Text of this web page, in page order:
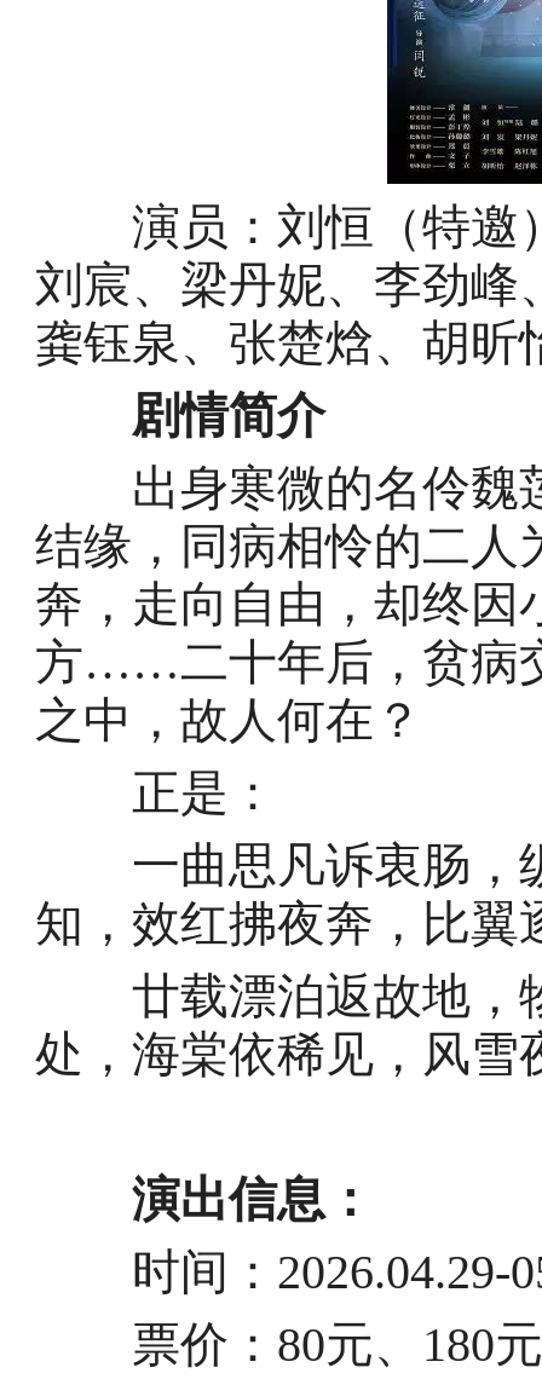
演员：刘恒（特邀
刘宸、梁丹妮、李劲峰
龚钰泉、张楚焓、胡昕
剧情简介
出身寒微的名伶魏
结缘，同病相怜的二人
奔，走向自由，却终因
方……二十年后，贫病
之中，故人何在？
正是：
一曲思凡诉衷肠，
知，效红拂夜奔，比翼
廿载漂泊返故地，
处，海棠依稀见，风雪
演出信息：
时间：2026.04.29-
票价：80元、180元